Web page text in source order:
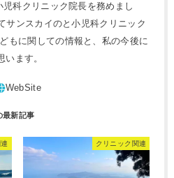
科クリニック院長を務めまし
サンスカイのと小児科クリニック
もに関しての情報と、私の今後に
ます。
クリニック関連